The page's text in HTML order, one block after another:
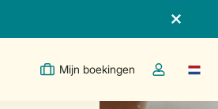
Mijn boekingen
Open deTaal